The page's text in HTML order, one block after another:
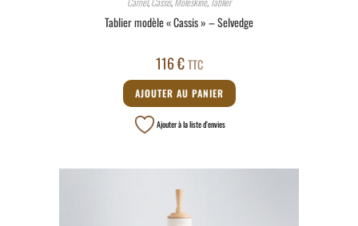
Tablier modèle « Cassis » – Selvedge
116€ TTC
AJOUTER AU PANIER
Ajouter à la liste d’envies